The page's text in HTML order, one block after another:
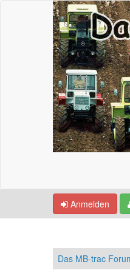
Anmelden
Das MB-trac